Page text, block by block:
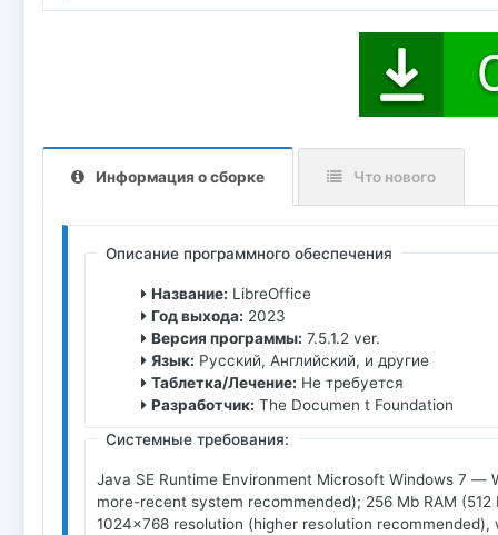
Информация о сборке Что нового
Описание программного обеспечения
Название: LibreOffice
Год выхода: 2023
Версия программы: 7.5.1.2 ver.
Язык: Русский, Английский, и другие
Таблетка/Лечение: Не требуется
Разработчик: The Documen t Foundation
Системные требования:
Java SE Runtime Environment Microsoft Windows 7 —
more-recent system recommended); 256 Mb RAM
1024x768 resolution (higher resolution